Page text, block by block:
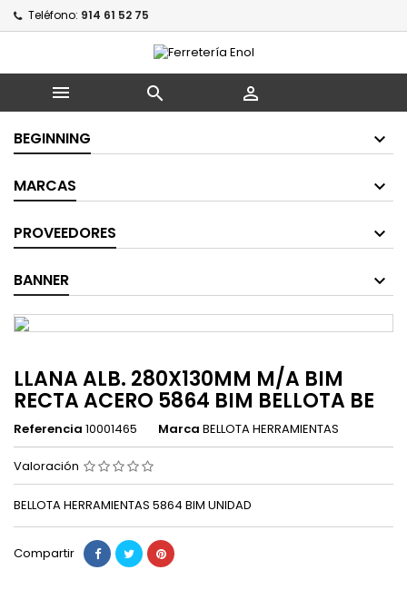
Teléfono: 914 61 52 75
  
BEGINNING
MARCAS
PROVEEDORES
BANNER
LLANA ALB. 280X130MM M/A BIM
RECTA ACERO 5864 BIM BELLOTA BE
Referencia 10001465 Marca BELLOTA HERRAMIENTAS
Valoración
BELLOTA HERRAMIENTAS 5864 BIM UNIDAD
Compartir